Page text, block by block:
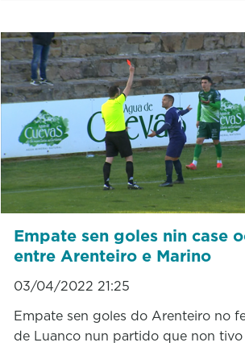
Empate sen goles nin case
entre Arenteiro e Marino
03/04/2022 21:25
Empate sen goles do Arenteiro no
de Luanco nun partido que non tivo